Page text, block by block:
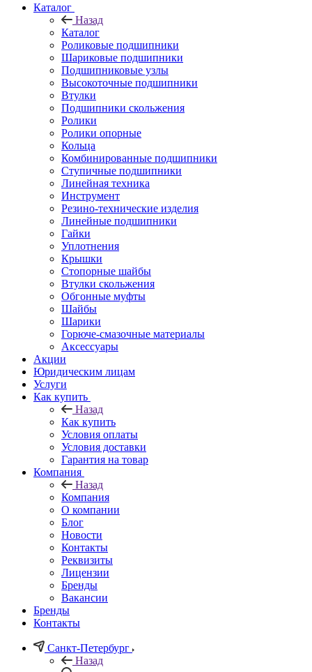
Каталог
Назад
Каталог
Роликовые подшипники
Шариковые подшипники
Подшипниковые узлы
Высокоточные подшипники
Втулки
Подшипники скольжения
Ролики
Ролики опорные
Кольца
Комбинированные подшипники
Ступичные подшипники
Линейная техника
Инструмент
Резино-технические изделия
Линейные подшипники
Гайки
Уплотнения
Крышки
Стопорные шайбы
Втулки скольжения
Обгонные муфты
Шайбы
Шарики
Горюче-смазочные материалы
Аксессуары
Акции
Юридическим лицам
Услуги
Как купить
Назад
Как купить
Условия оплаты
Условия доставки
Гарантия на товар
Компания
Назад
Компания
О компании
Блог
Новости
Контакты
Реквизиты
Лицензии
Бренды
Вакансии
Бренды
Контакты
Санкт-Петербург
Назад